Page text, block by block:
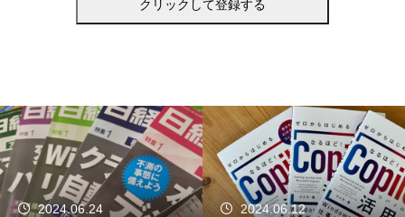
2024.06.24 2024.06.12